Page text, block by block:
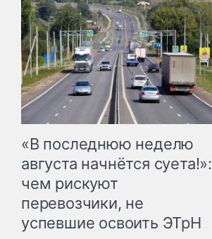
«В последнюю неделю
августа начнётся суета!»:
чем рискуют
перевозчики, не
успевшие освоить ЭТрН